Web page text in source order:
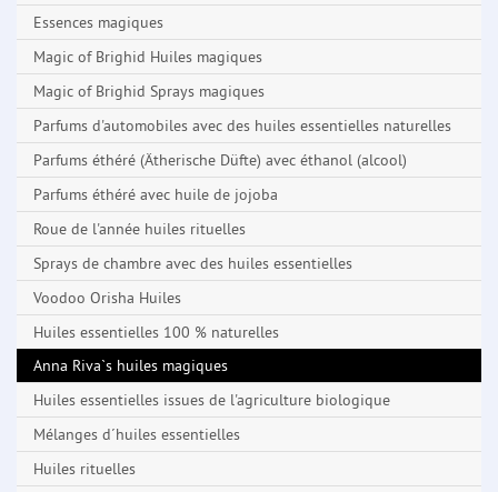
Essences magiques
Magic of Brighid Huiles magiques
Magic of Brighid Sprays magiques
Parfums d'automobiles avec des huiles essentielles naturelles
Parfums éthéré (Ätherische Düfte) avec éthanol (alcool)
Parfums éthéré avec huile de jojoba
Roue de l'année huiles rituelles
Sprays de chambre avec des huiles essentielles
Voodoo Orisha Huiles
Huiles essentielles 100 % naturelles
Anna Riva`s huiles magiques
Huiles essentielles issues de l'agriculture biologique
Mélanges d´huiles essentielles
Huiles rituelles